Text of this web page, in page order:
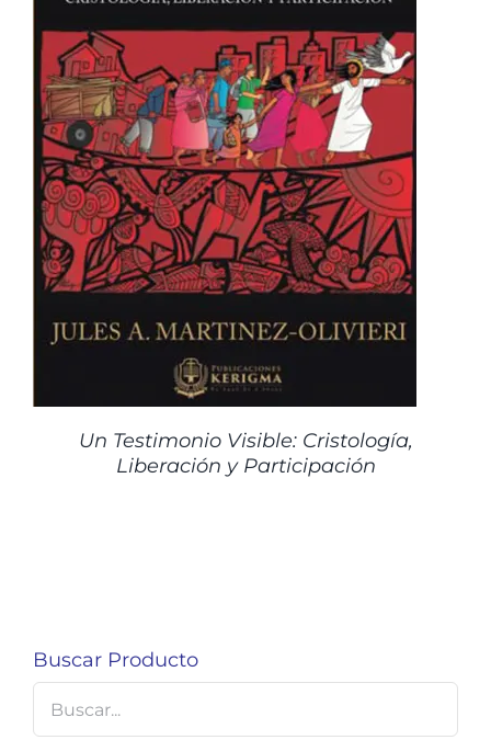
Un Testimonio Visible: Cristología,
Liberación y Participación
Buscar Producto